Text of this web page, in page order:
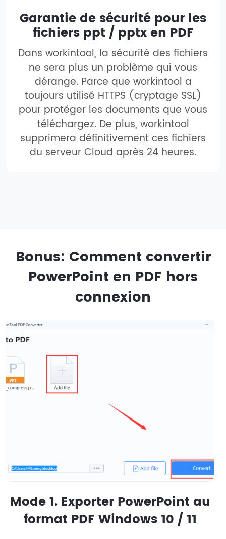
Garantie de sécurité pour les
fichiers ppt / pptx en PDF
Dans workintool, la sécurité des fichiers
ne sera plus un problème qui vous
dérange. Parce que workintool a
toujours utilisé HTTPS (cryptage SSL)
pour protéger les documents que vous
téléchargez. De plus, workintool
supprimera définitivement ces fichiers
du serveur Cloud après 24 heures.
Bonus: Comment convertir
PowerPoint en PDF hors
connexion
Mode 1. Exporter PowerPoint au
format PDF Windows 10 / 11